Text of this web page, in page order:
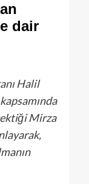
dair
Halil
Mirza